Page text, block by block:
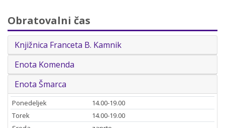
Obratovalni čas
Knjižnica Franceta B. Kamnik
Enota Komenda
Enota Šmarca
Ponedeljek
14.00-19.00
Torek
14.00-19.00